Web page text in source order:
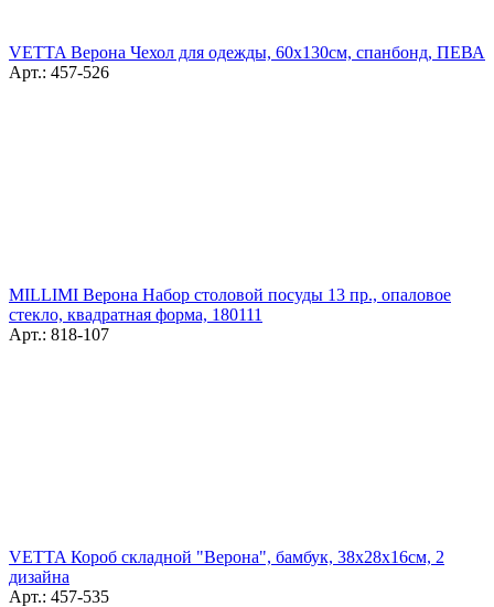
VETTA Верона Чехол для одежды, 60х130см, спанбонд, ПЕВА
Арт.: 457-526
MILLIMI Верона Набор столовой посуды 13 пр., опаловое
стекло, квадратная форма, 180111
Арт.: 818-107
VETTA Короб складной "Верона", бамбук, 38x28х16см, 2
дизайна
Арт.: 457-535